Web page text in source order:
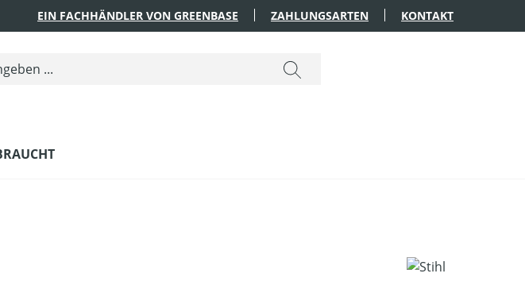
EIN FACHHÄNDLER VON GREENBASE ZAHLUNGSARTEN KONTAKT